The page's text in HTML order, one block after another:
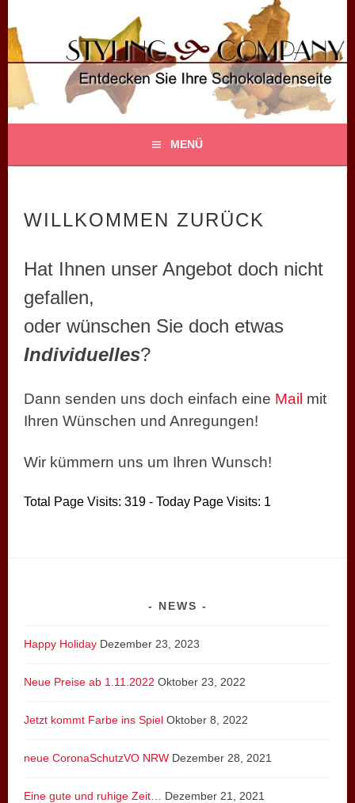
zum
InhaltSTYLING COMPANY
ENTDECKEN SIE IHRE SCHOKOLADENSEITE!
MENÜ
WILLKOMMEN ZURÜCK
Hat Ihnen unser Angebot doch nicht
gefallen,
oder wünschen Sie doch etwas
Individuelles?
Dann senden uns doch einfach eine Mail mit
Ihren Wünschen und Anregungen!
Wir kümmern uns um Ihren Wunsch!
Total Page Visits: 319 - Today Page Visits: 1
NEWS
Happy Holiday Dezember 23, 2023
Neue Preise ab 1.11.2022 Oktober 23, 2022
Jetzt kommt Farbe ins Spiel Oktober 8, 2022
neue CoronaSchutzVO NRW Dezember 28, 2021
Eine gute und ruhige Zeit… Dezember 21, 2021